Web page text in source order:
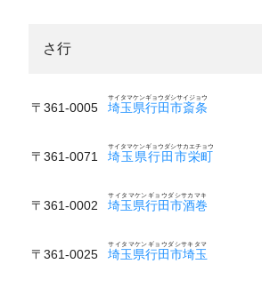
さ行
〒361-0005 埼玉県行田市斎条
サイタマケンギョウダシサイジョウ
〒361-0071 埼玉県行田市栄町
サイタマケンギョウダシサカエチョウ
〒361-0002 埼玉県行田市酒巻
サイタマケンギョウダシサカマキ
〒361-0025 埼玉県行田市埼玉
サイタマケンギョウダシサキタマ